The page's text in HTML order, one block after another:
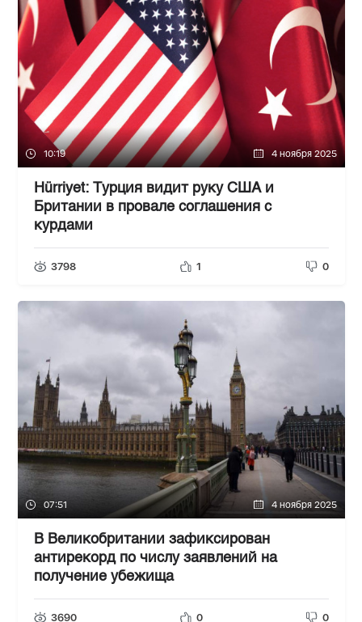
10:19 4 ноября 2025
Hürriyet: Турция видит руку США и
Британии в провале соглашения с
курдами
3798 1 0
07:51 4 ноября 2025
В Великобритании зафиксирован
антирекорд по числу заявлений на
получение убежища
3690 0 0